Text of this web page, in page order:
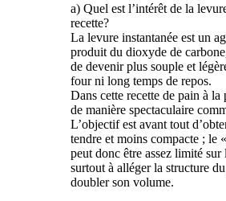
a) Quel est l’intérêt de la
recette?
La levure instantanée est un
produit du dioxyde de
de devenir plus souple et
four ni long temps de repos.
Dans cette recette de pain à la
de manière spectaculaire
L’objectif est avant tout
tendre et moins compacte ; le
peut donc être assez limité
surtout à alléger la structure
doubler son volume.